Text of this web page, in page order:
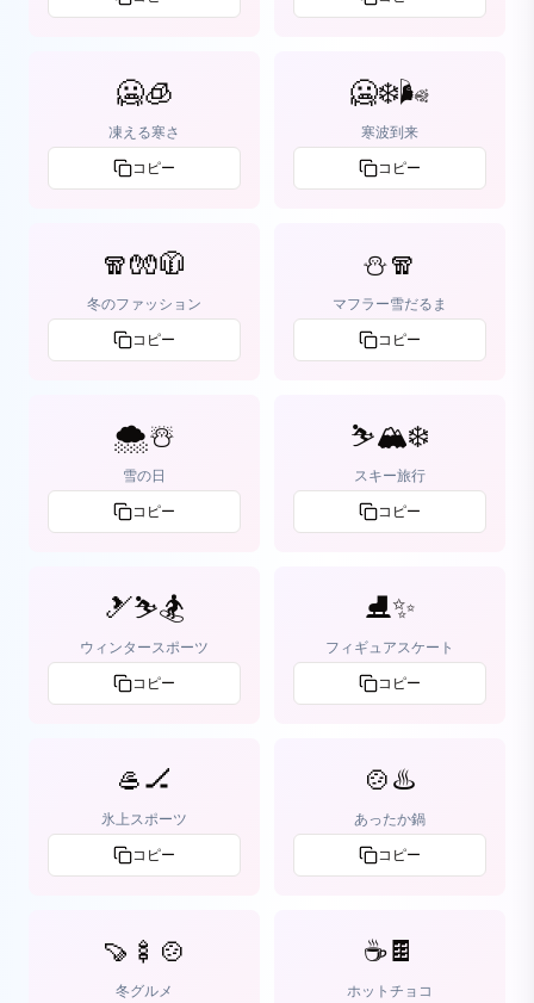
🥶🧊
凍える寒さ
コピー
🥶❄️🌬️
寒波到来
コピー
🧣🧤🧥
冬のファッション
コピー
⛄🧣
マフラー雪だるま
コピー
🌨️☃️
雪の日
コピー
⛷️🏔️❄️
スキー旅行
コピー
🎿⛷️🏂
ウィンタースポーツ
コピー
⛸️✨
フィギュアスケート
コピー
🥌🏒
氷上スポーツ
コピー
🍲♨️
あったか鍋
コピー
🍠🍢🍲
冬グルメ
☕🍫
ホットチョコ